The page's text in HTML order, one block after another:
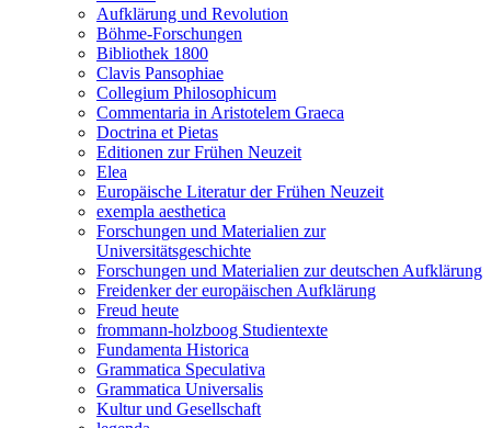
Aufklärung und Revolution
Böhme-Forschungen
Bibliothek 1800
Clavis Pansophiae
Collegium Philosophicum
Commentaria in Aristotelem Graeca
Doctrina et Pietas
Editionen zur Frühen Neuzeit
Elea
Europäische Literatur der Frühen Neuzeit
exempla aesthetica
Forschungen und Materialien zur
Universitätsgeschichte
Forschungen und Materialien zur deutschen Aufklärung
Freidenker der europäischen Aufklärung
Freud heute
frommann-holzboog Studientexte
Fundamenta Historica
Grammatica Speculativa
Grammatica Universalis
Kultur und Gesellschaft